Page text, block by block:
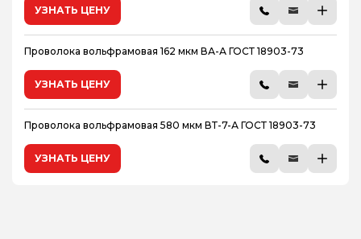
УЗНАТЬ ЦЕНУ
Проволока вольфрамовая 162 мкм ВА-А ГОСТ 18903-73
УЗНАТЬ ЦЕНУ
Проволока вольфрамовая 580 мкм ВТ-7-А ГОСТ 18903-73
УЗНАТЬ ЦЕНУ